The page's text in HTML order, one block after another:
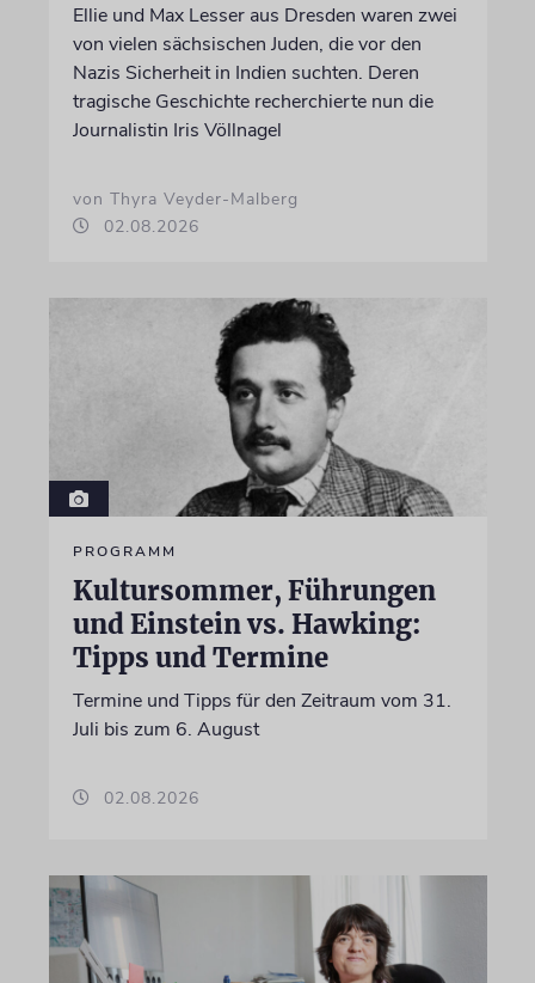
Ellie und Max Lesser aus Dresden waren zwei
von vielen sächsischen Juden, die vor den
Nazis Sicherheit in Indien suchten. Deren
tragische Geschichte recherchierte nun die
Journalistin Iris Völlnagel
von Thyra Veyder-Malberg
02.08.2026
PROGRAMM
Kultursommer, Führungen
und Einstein vs. Hawking:
Tipps und Termine
Termine und Tipps für den Zeitraum vom 31.
Juli bis zum 6. August
02.08.2026